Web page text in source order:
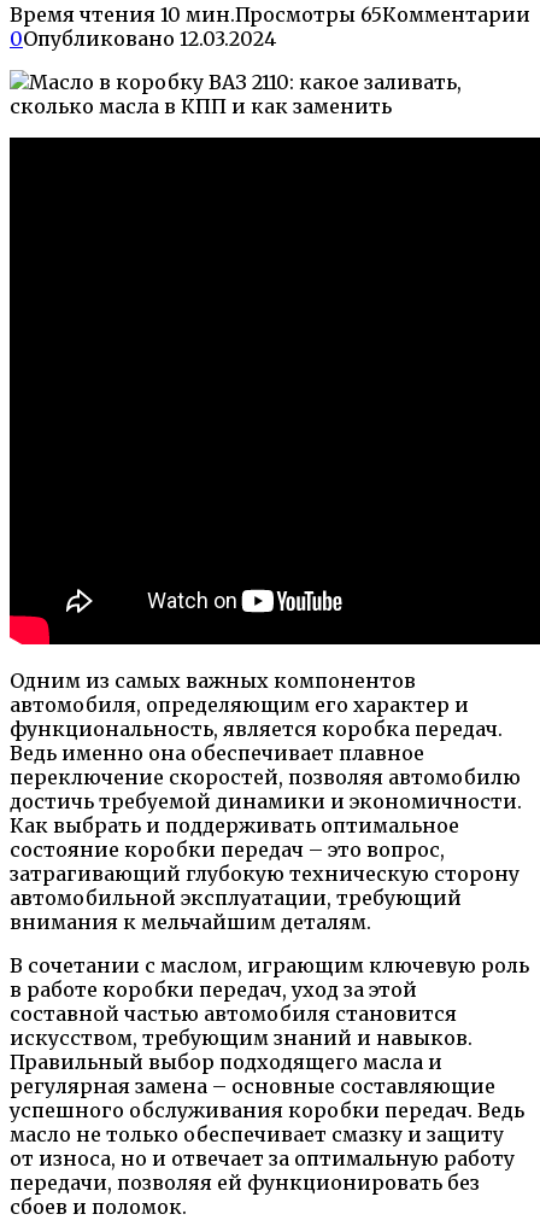
Время чтения 10 мин.Просмотры 65Комментарии
0Опубликовано 12.03.2024
Одним из самых важных компонентов
автомобиля, определяющим его характер и
функциональность, является коробка передач.
Ведь именно она обеспечивает плавное
переключение скоростей, позволяя автомобилю
достичь требуемой динамики и экономичности.
Как выбрать и поддерживать оптимальное
состояние коробки передач – это вопрос,
затрагивающий глубокую техническую сторону
автомобильной эксплуатации, требующий
внимания к мельчайшим деталям.
В сочетании с маслом, играющим ключевую роль
в работе коробки передач, уход за этой
составной частью автомобиля становится
искусством, требующим знаний и навыков.
Правильный выбор подходящего масла и
регулярная замена – основные составляющие
успешного обслуживания коробки передач. Ведь
масло не только обеспечивает смазку и защиту
от износа, но и отвечает за оптимальную работу
передачи, позволяя ей функционировать без
сбоев и поломок.